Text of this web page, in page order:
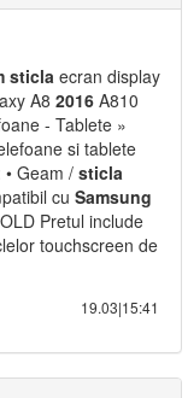
sticla ecran display
A8 2016 A810
- Tablete »
si tablete
Geam /sticla
cu Samsung
Pretul include
touchscreen de
19.03|15:41